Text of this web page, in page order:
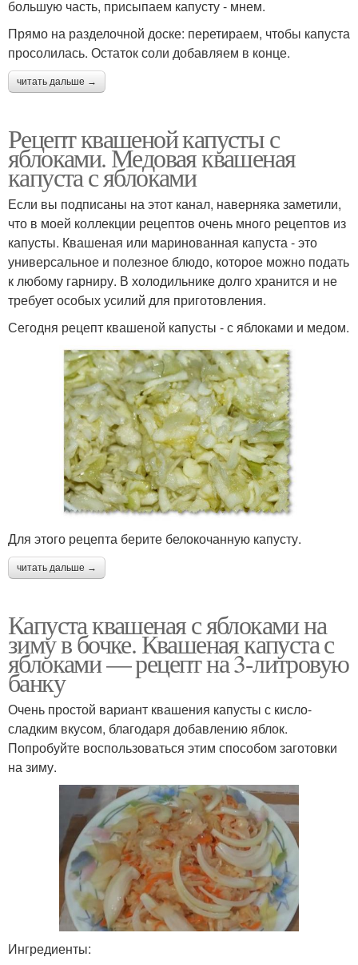
большую часть, присыпаем капусту - мнем.
Прямо на разделочной доске: перетираем, чтобы капуста
просолилась. Остаток соли добавляем в конце.
читать дальше →
Рецепт квашеной капусты с
яблоками. Медовая квашеная
капуста с яблоками
Если вы подписаны на этот канал, наверняка заметили,
что в моей коллекции рецептов очень много рецептов из
капусты. Квашеная или маринованная капуста - это
универсальное и полезное блюдо, которое можно подать
к любому гарниру. В холодильнике долго хранится и не
требует особых усилий для приготовления.
Сегодня рецепт квашеной капусты - с яблоками и медом.
Для этого рецепта берите белокочанную капусту.
читать дальше →
Капуста квашеная с яблоками на
зиму в бочке. Квашеная капуста с
яблоками — рецепт на 3-литровую
банку
Очень простой вариант квашения капусты с кисло-
сладким вкусом, благодаря добавлению яблок.
Попробуйте воспользоваться этим способом заготовки
на зиму.
Ингредиенты: